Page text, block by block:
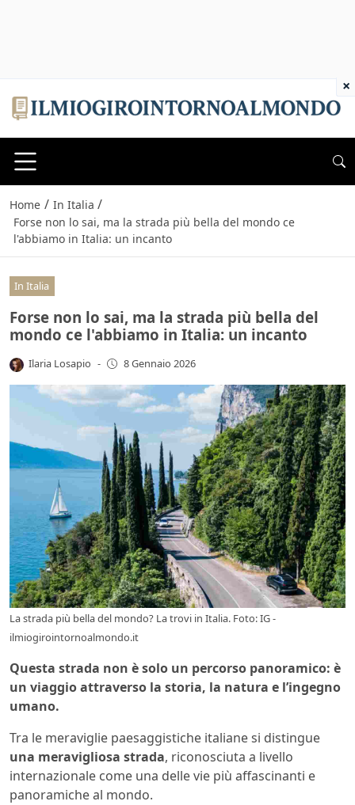
Home / In Italia /
Forse non lo sai, ma la strada più bella del mondo ce
l'abbiamo in Italia: un incanto
In Italia
Forse non lo sai, ma la strada più bella del
mondo ce l'abbiamo in Italia: un incanto
Ilaria Losapio - 8 Gennaio 2026
La strada più bella del mondo? La trovi in Italia. Foto: IG -
ilmiogirointornoalmondo.it
Questa strada non è solo un percorso panoramico: è
un viaggio attraverso la storia, la natura e l’ingegno
umano.
Tra le meraviglie paesaggistiche italiane si distingue
una meravigliosa strada, riconosciuta a livello
internazionale come una delle vie più affascinanti e
panoramiche al mondo.
×